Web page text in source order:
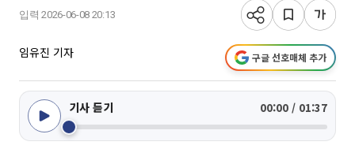
입력 2026-06-08 20:13
임유진 기자 구글 선호매체 추가
기사 듣기 00:00 / 01:37